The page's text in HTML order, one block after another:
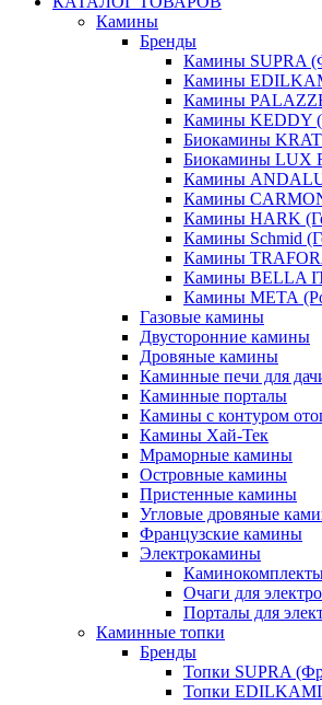
Камины
Бренды
Камины SUPRA
Камины
Камины
Камины KEDDY
Биокамины
Биокамины LUX
Камины
Камины
Камины HARK
Камины Schmid
Камины
Камины BELLA
Камины МЕТА
Газовые камины
Двусторонние камины
Дровяные камины
Каминные печи для
Каминные порталы
Камины с контуром
Камины Хай-Тек
Мраморные камины
Островные камины
Пристенные камины
Угловые дровяные
Французские камины
Электрокамины
Очаги для
Порталы для
Каминные топки
Бренды
Топки SUPRA
Топки